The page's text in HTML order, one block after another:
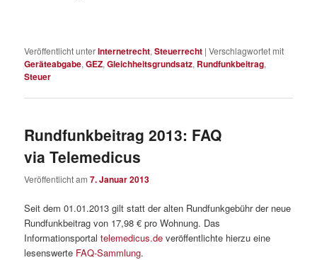
Veröffentlicht unterInternetrecht,Steuerrecht |Verschlagwortet mit
Geräteabgabe,GEZ,Gleichheitsgrundsatz, Rundfunkbeitrag,
Steuer
Rundfunkbeitrag 2013: FAQ
via Telemedicus
Veröffentlicht am7. Januar 2013
Seit dem 01.01.2013 gilt statt der alten Rundfunkgebühr der neue
Rundfunkbeitrag von 17,98 € pro Wohnung. Das
Informationsportaltelemedicus.de veröffentlichte hierzu eine
lesenswerte FAQ-Sammlung.